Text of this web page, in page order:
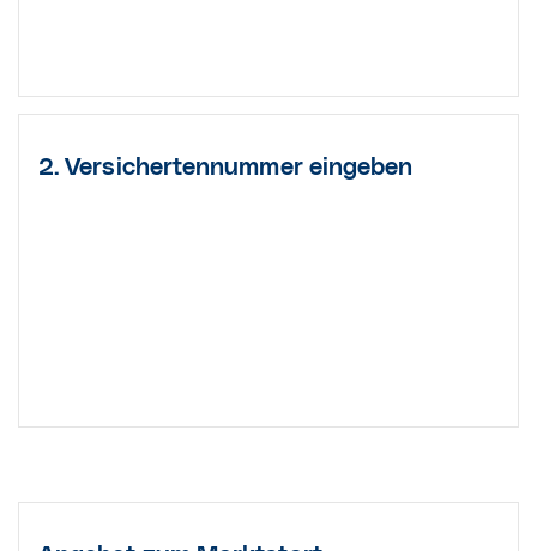
2. Versichertennummer eingeben